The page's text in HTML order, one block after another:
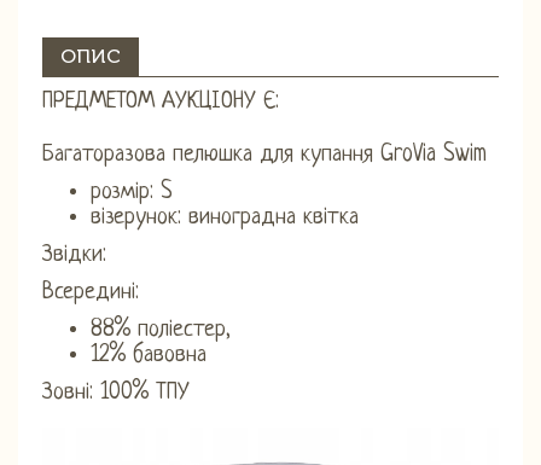
ОПИС
ПРЕДМЕТОМ АУКЦІОНУ Є:
Багаторазова пелюшка для купання GroVia Swim
розмір: S
візерунок: виноградна квітка
Звідки:
Всередині:
88% поліестер,
12% бавовна
Зовні: 100% ТПУ